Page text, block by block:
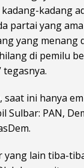
kadang
partai yang
yang menang
di pemilu
tegasnya.
saat ini hanya
Sulbar: PAN,
yang lain tiba-